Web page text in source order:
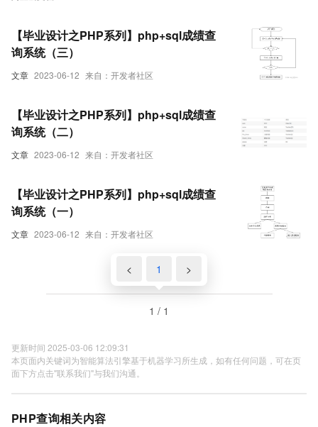
文章 2023-06-12 来自：开发者社区
【毕业设计之PHP系列】php+sql成绩查
询系统（三）
文章 2023-06-12 来自：开发者社区
【毕业设计之PHP系列】php+sql成绩查
询系统（二）
文章 2023-06-12 来自：开发者社区
【毕业设计之PHP系列】php+sql成绩查
询系统（一）
< 1 >
1 / 1
更新时间 2025-03-06 12:09:31
本页面内关键词为智能算法引擎基于机器学习所生成，如有任何问题，可在页
面下方点击"联系我们"与我们沟通。
PHP查询相关内容